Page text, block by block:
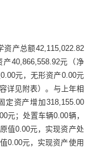
资产总额42,115,022.82
产40,866,558.92元（净
0.00元，无形资产0.00元
详见附表）。与上年相
定资产增加318,155.00
元；处置车辆0.00辆，
值0.00元，实现资产处
0.00元，实现资产使用